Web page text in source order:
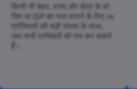
किसी भी शहर, राज्य और क्षेत्र के IP,
ज़िप या ISP का पता लगाने के लिए re
प्रॉक्सियों की बड़ी संख्या के साथ,
आप सभी प्रतिबंधों को पार कर सकते